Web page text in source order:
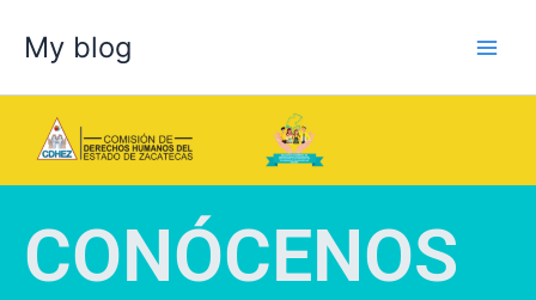
content
My blog
CONÓCENOS